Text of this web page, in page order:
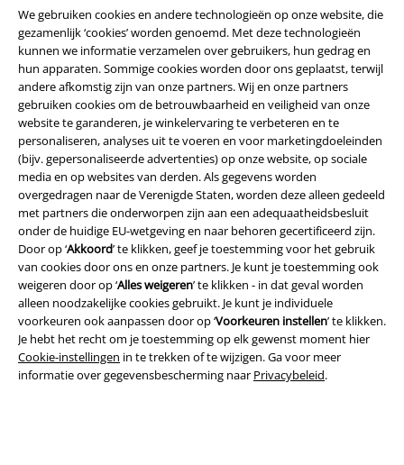
We gebruiken cookies en andere technologieën op onze website, die
gezamenlijk ‘cookies’ worden genoemd. Met deze technologieën
kunnen we informatie verzamelen over gebruikers, hun gedrag en
hun apparaten. Sommige cookies worden door ons geplaatst, terwijl
andere afkomstig zijn van onze partners. Wij en onze partners
gebruiken cookies om de betrouwbaarheid en veiligheid van onze
website te garanderen, je winkelervaring te verbeteren en te
personaliseren, analyses uit te voeren en voor marketingdoeleinden
(bijv. gepersonaliseerde advertenties) op onze website, op sociale
media en op websites van derden. Als gegevens worden
overgedragen naar de Verenigde Staten, worden deze alleen gedeeld
met partners die onderworpen zijn aan een adequaatheidsbesluit
onder de huidige EU-wetgeving en naar behoren gecertificeerd zijn.
Door op ‘Akkoord’ te klikken, geef je toestemming voor het gebruik
van cookies door ons en onze partners. Je kunt je toestemming ook
weigeren door op ‘Alles weigeren’ te klikken - in dat geval worden
alleen noodzakelijke cookies gebruikt. Je kunt je individuele
voorkeuren ook aanpassen door op ‘Voorkeuren instellen’ te klikken.
Je hebt het recht om je toestemming op elk gewenst moment hier
Cookie-instellingen in te trekken of te wijzigen. Ga voor meer
informatie over gegevensbescherming naar Privacybeleid.
Legal
Algemene Voorwaarden
Bedrijfsgegevens
Privacyverklaring
Verklaring van conformiteit
Informatie over toegankelijkheid